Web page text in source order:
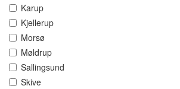
Karup
Kjellerup
Morsø
Møldrup
Sallingsund
Skive